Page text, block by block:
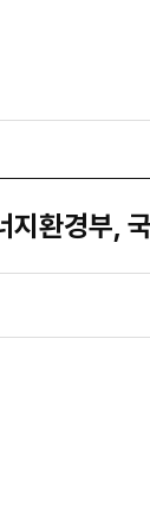
환경부,